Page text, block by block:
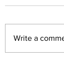
Write a